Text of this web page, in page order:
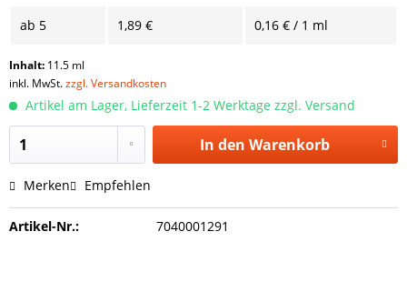
ab 5 1,89 € 0,16 € / 1 ml
Inhalt: 11.5 ml
inkl. MwSt.zzgl. Versandkosten
Artikel am Lager, Lieferzeit 1-2 Werktage zzgl. Versand
In den Warenkorb
Merken Empfehlen
Artikel-Nr.: 7040001291